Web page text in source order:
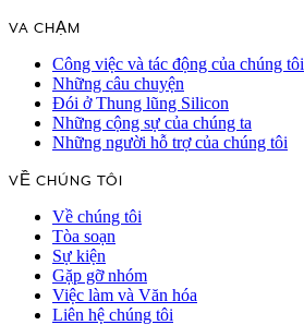
VA CHẠM
Công việc và tác động của chúng tôi
Những câu chuyện
Đói ở Thung lũng Silicon
Những cộng sự của chúng ta
Những người hỗ trợ của chúng tôi
VỀ CHÚNG TÔI
Về chúng tôi
Tòa soạn
Sự kiện
Gặp gỡ nhóm
Việc làm và Văn hóa
Liên hệ chúng tôi